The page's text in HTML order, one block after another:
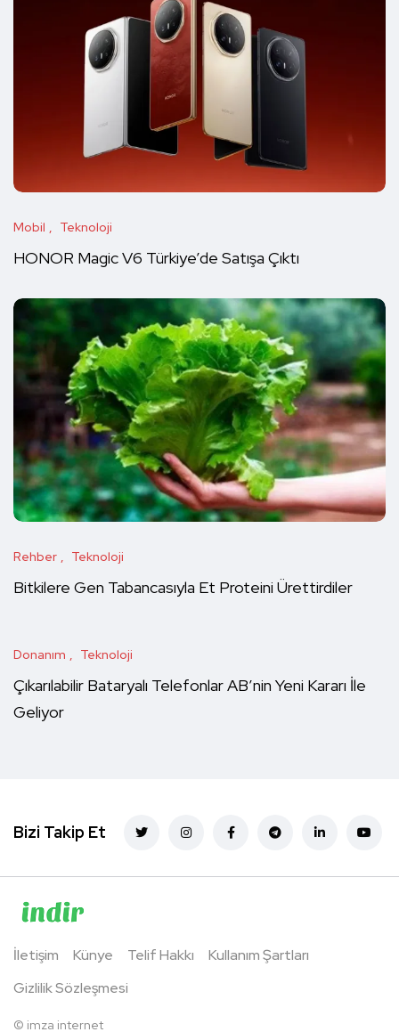
Mobil Teknoloji
HONOR Magic V6 Türkiye’de Satışa Çıktı
Rehber Teknoloji
Bitkilere Gen Tabancasıyla Et Proteini Ürettirdiler
Donanım Teknoloji
Çıkarılabilir Bataryalı Telefonlar AB’nin Yeni Kararı İle
Geliyor
Bizi Takip Et
İletişim Künye Telif Hakkı
Kullanım Şartları
Gizlilik Sözleşmesi
© imza internet